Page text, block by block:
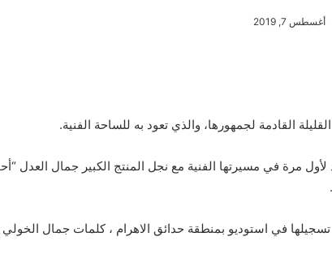
أغسطس 7, 2019
القادمة لجمهورها، والذي تعود به للساحة الفنية.
لأول مرة في مسيرتها الفنية مع نجل المنتج الكبير جمال العدل